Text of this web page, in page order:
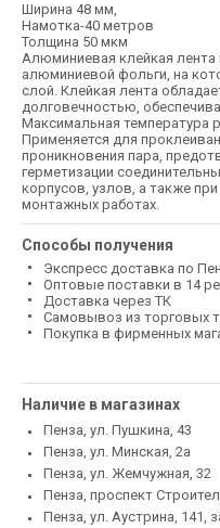
Ширина 48 мм,
Намотка-40 метров
Толщина 50 мкм
Алюминиевая клейкая лента
алюминиевой фольги, на
слой. Клейкая лента
долговечностью,
Максимальная температура
Применяется для
проникновения пара,
герметизации
корпусов, узлов, а также
монтажных работах.
Способы получения
Экспресс доставка по
Оптовые поставки в 14
Доставка через ТК
Самовывоз из торговых
Покупка в фирменных
Наличие в магазинах
Пенза, ул. Пушкина, 43
Пенза, ул. Минская, 2а
Пенза, ул. Жемчужная, 32
Пенза, проспект
Пенза, ул. Аустрина, 141,